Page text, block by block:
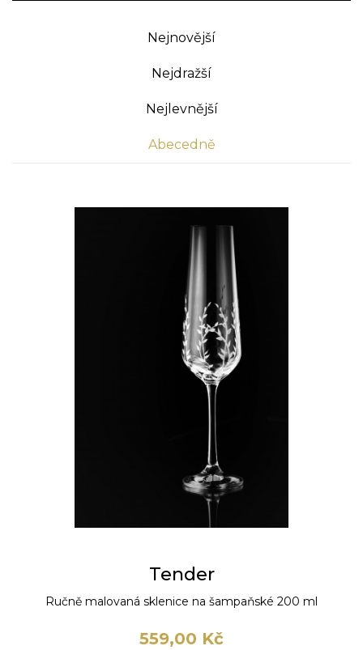
Nejnovější
Nejdražší
Nejlevnější
Abecedně
Tender
Ručně malovaná sklenice na šampaňské 200 ml
559,00 Kč